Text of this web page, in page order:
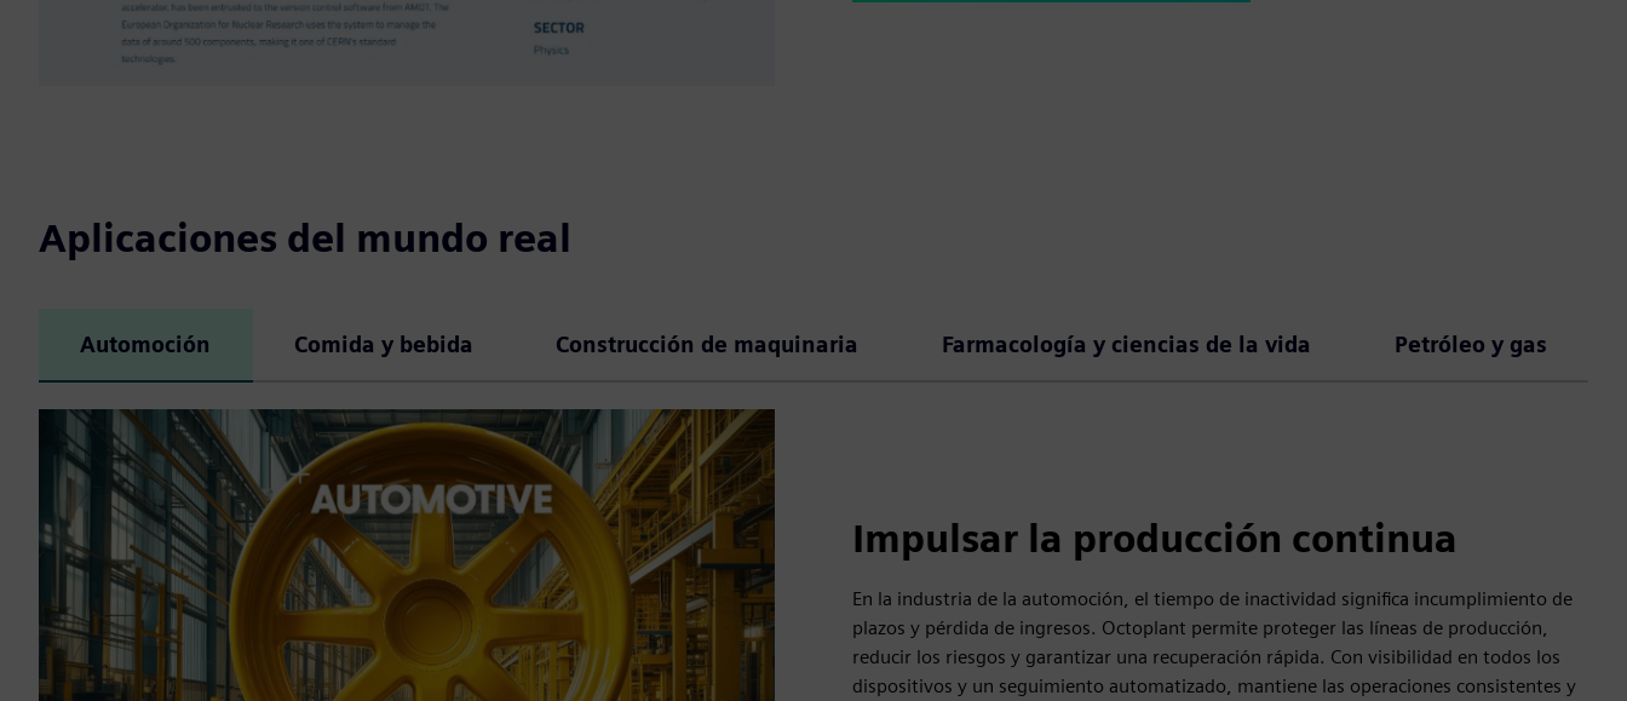
Aplicaciones del mundo real
Automoción Comida y bebida Construcción de maquinaria Farmacología y ciencias de la vida Petróleo y gas
Impulsar la producción continua
En la industria de la automoción, el tiempo de inactividad significa incumplimiento de
plazos y pérdida de ingresos. Octoplant permite proteger las líneas de producción,
reducir los riesgos y garantizar una recuperación rápida. Con visibilidad en todos los
dispositivos y un seguimiento automatizado, mantiene las operaciones consistentes y